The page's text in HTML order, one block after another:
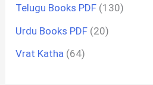
Telugu Books PDF (130)
Urdu Books PDF (20)
Vrat Katha (64)